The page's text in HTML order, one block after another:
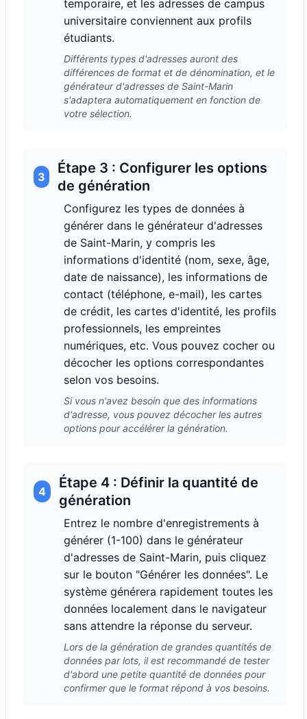
temporaire, et les adresses de campus
universitaire conviennent aux profils
étudiants.
Différents types d'adresses auront des
différences de format et de dénomination, et le
générateur d'adresses de Saint-Marin
s'adaptera automatiquement en fonction de
votre sélection.
3
Étape 3 : Configurer les options
de génération
Configurez les types de données à
générer dans le générateur d'adresses
de Saint-Marin, y compris les
informations d'identité (nom, sexe, âge,
date de naissance), les informations de
contact (téléphone, e-mail), les cartes
de crédit, les cartes d'identité, les profils
professionnels, les empreintes
numériques, etc. Vous pouvez cocher ou
décocher les options correspondantes
selon vos besoins.
Si vous n'avez besoin que des informations
d'adresse, vous pouvez décocher les autres
options pour accélérer la génération.
4
Étape 4 : Définir la quantité de
génération
Entrez le nombre d'enregistrements à
générer (1-100) dans le générateur
d'adresses de Saint-Marin, puis cliquez
sur le bouton "Générer les données". Le
système générera rapidement toutes les
données localement dans le navigateur
sans attendre la réponse du serveur.
Lors de la génération de grandes quantités de
données par lots, il est recommandé de tester
d'abord une petite quantité de données pour
confirmer que le format répond à vos besoins.